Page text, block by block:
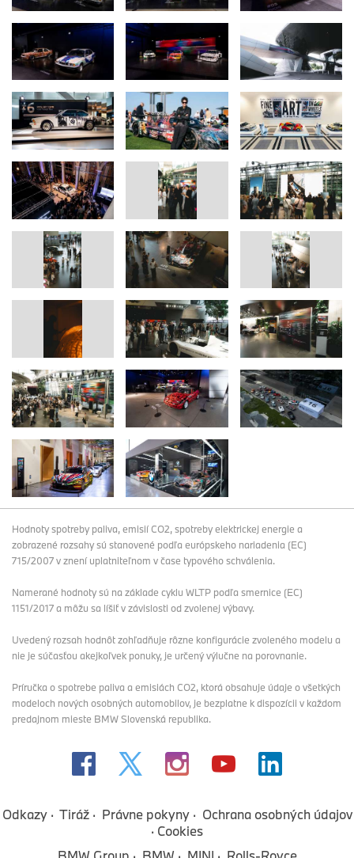
Hodnoty spotreby paliva, emisií CO2, spotreby elektrickej energie a
zobrazené rozsahy sú stanovené podľa európskeho nariadenia (EC)
715/2007 v znení uplatniteľnom v čase typového schválenia.
Namerané hodnoty sú na základe cyklu WLTP podľa smernice (EC)
1151/2017 a môžu sa líšiť v závislosti od zvolenej výbavy.
Uvedený rozsah hodnôt zohľadňuje rôzne konfigurácie zvoleného modelu a
nie je súčasťou akejkoľvek ponuky, je určený výlučne na porovnanie.
Príručka o spotrebe paliva a emisiách CO2, ktorá obsahuje údaje o všetkých
modeloch nových osobných automobilov, je bezplatne k dispozícii v každom
predajnom mieste BMW Slovenská republika.
Odkazy Tiráž Právne pokyny
Ochrana osobných údajov
Cookies